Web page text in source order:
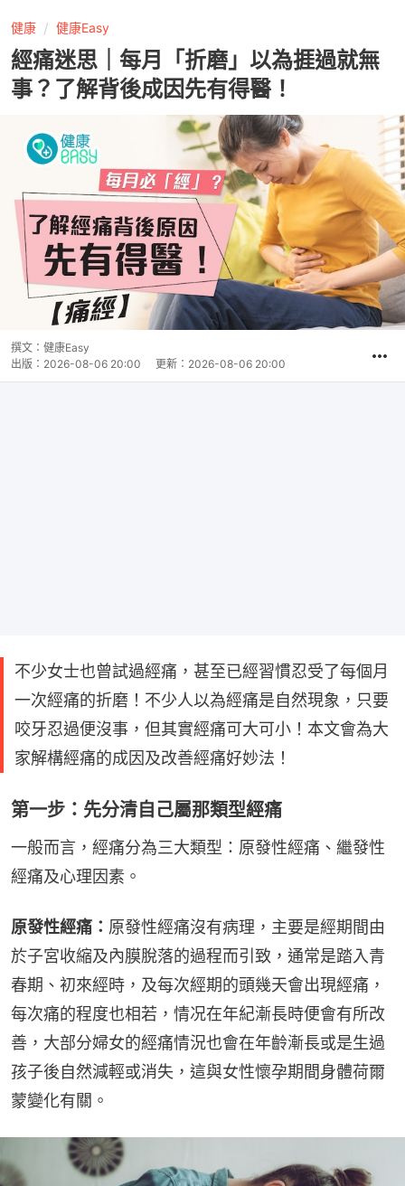
健康 健康Easy
經痛迷思｜每月「折磨」以為捱過就無
事？了解背後成因先有得醫！
撰文： 健康Easy
出版： 2026-08-06 20:00 更新： 2026-08-06 20:00
不少女士也曾試過經痛，甚至已經習慣忍受了每個月
一次經痛的折磨！不少人以為經痛是自然現象，只要
咬牙忍過便沒事，但其實經痛可大可小！本文會為大
家解構經痛的成因及改善經痛好妙法！
第一步：先分清自己屬那類型經痛
一般而言，經痛分為三大類型：原發性經痛、繼發性
經痛及心理因素。
原發性經痛： 原發性經痛沒有病理，主要是經期間由
於子宮收縮及內膜脫落的過程而引致，通常是踏入青
春期、初來經時，及每次經期的頭幾天會出現經痛，
每次痛的程度也相若，情况在年紀漸長時便會有所改
善，大部分婦女的經痛情況也會在年齡漸長或是生過
孩子後自然減輕或消失，這與女性懷孕期間身體荷爾
蒙變化有關。